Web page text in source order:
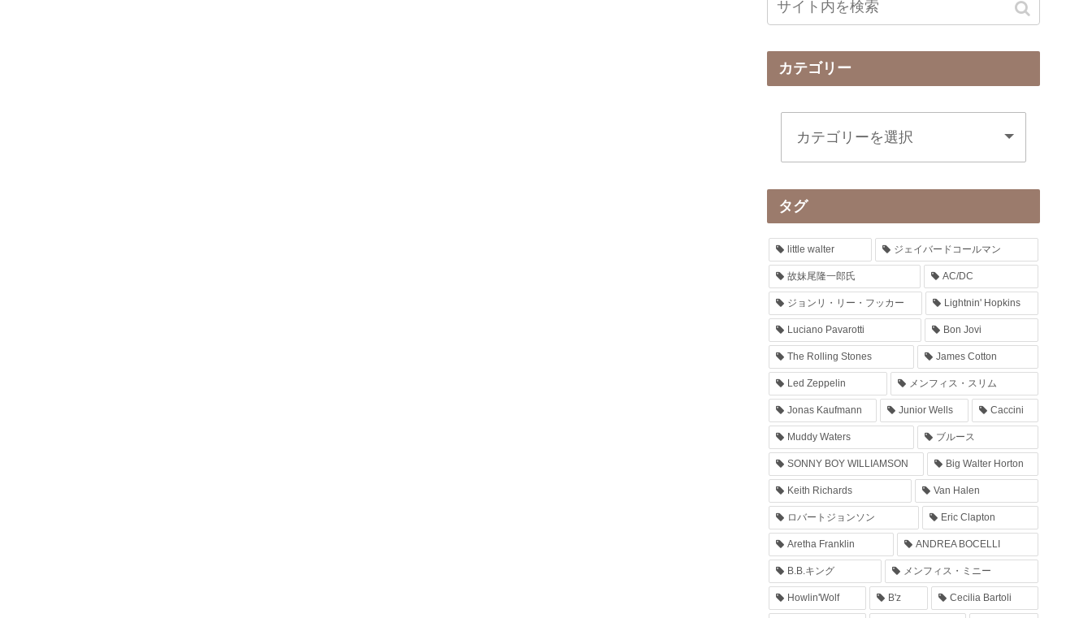
カテゴリー
タグ
little walter ジェイバードコールマン
故妹尾隆一郎氏 AC/DC
ジョンリ・リー・フッカー Lightnin' Hopkins
Luciano Pavarotti Bon Jovi
The Rolling Stones James Cotton
Led Zeppelin メンフィス・スリム
Jonas Kaufmann Junior Wells Caccini
Muddy Waters ブルース
SONNY BOY WILLIAMSON Big Walter Horton
Keith Richards Van Halen
ロバートジョンソン Eric Clapton
Aretha Franklin ANDREA BOCELLI
B.B.キング メンフィス・ミニー
Howlin'Wolf B'z Cecilia Bartoli